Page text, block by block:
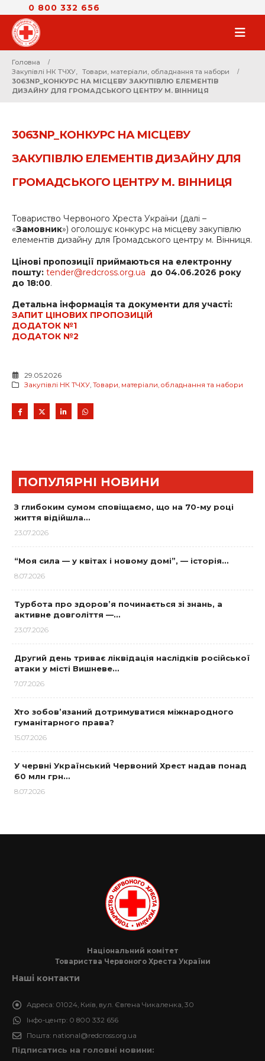
0 800 332 656
Головна
Закупівлі НК ТЧХУ, Товари, матеріали, обладнання та набори
3063NP_КОНКУРС НА МІСЦЕВУ ЗАКУПІВЛЮ ЕЛЕМЕНТІВ
ДИЗАЙНУ ДЛЯ ГРОМАДСЬКОГО ЦЕНТРУ М. ВІННИЦЯ
3063NP_КОНКУРС НА МІСЦЕВУ
ЗАКУПІВЛЮ ЕЛЕМЕНТІВ ДИЗАЙНУ ДЛЯ
ГРОМАДСЬКОГО ЦЕНТРУ М. ВІННИЦЯ
Товариство Червоного Хреста України (далі –
«Замовник») оголошує конкурс на місцеву закупівлю
елементів дизайну для Громадського центру м. Вінниця.
Цінові пропозиції приймаються на електронну
пошту: tender@redcross.org.ua до 04.06.2026 року
до 18:00.
Детальна інформація та документи для участі:
ЗАПИТ ЦІНОВИХ ПРОПОЗИЦІЙ
ДОДАТОК №1
ДОДАТОК №2
29.05.2026
Закупівлі НК ТЧХУ, Товари, матеріали, обладнання та набори
ПОПУЛЯРНІ НОВИНИ
З глибоким сумом сповіщаємо, що на 70-му році
життя відійшла…
23.07.2026
“Моя сила — у квітах і новому домі”, — історія…
8.07.2026
Турбота про здоров’я починається зі знань, а
активне довголіття —…
23.07.2026
Другий день триває ліквідація наслідків російської
атаки у місті Вишневе…
7.07.2026
Хто зобов’язаний дотримуватися міжнародного
гуманітарного права?
15.07.2026
У червні Український Червоний Хрест надав понад
60 млн грн…
8.07.2026
Національний комітет
Товариства Червоного Хреста України
Наші контакти
Адреса: 01024, Київ, вул. Євгена Чикаленка, 30
Інфо-центр: 0 800 332 656
Пошта: national@redcross.org.ua
Підписатись на головні новини: